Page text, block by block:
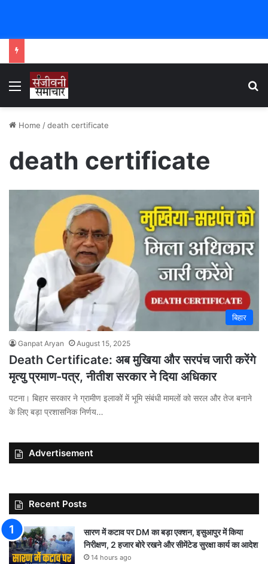
Menu
Home /death certificate
death certificate
बिहार
Ganpat Aryan August 15, 2025
Death Certificate: अब मुखिया और सरपंच जारी करेंगे
मृत्यु प्रमाण-पत्र, नीतीश सरकार ने दिया अधिकार
पटना। बिहार सरकार ने ग्रामीण इलाकों में भूमि संबंधी मामलों को सरल और तेज बनाने
के लिए बड़ा प्रशासनिक निर्णय…
Advertisement
Recent Posts
सारण में कटाव पर DM का बड़ा एक्शन, इसुआपुर में किया
निरीक्षण, 2 हजार बोरे रखने और सीमेंटेड सुरक्षा कार्य का आदेश
14 hours ago